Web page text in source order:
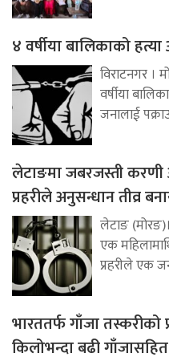
४ वर्षीया बालिकाको
विराटनगर ।
वर्षीया
जनालाई
लेटाङमा जबरजस्ती करणी
प्रहरीले अनुसन्धान तीव्र
लेटाङ
एक
प्रहरीले एक
भारततर्फ गाँजा
किलोभन्दा बढी